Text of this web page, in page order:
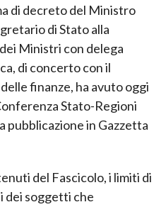
di decreto del Ministro
di Stato alla
Ministri con delega
di concerto con il
finanze, ha avuto oggi
Stato-Regioni
pubblicazione in Gazzetta
del Fascicolo, i limiti di
dei soggetti che